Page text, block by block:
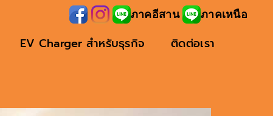
ภาคอีสาน ภาคเหนือ
EV Charger สำหรับธุรกิจ ติดต่อเรา